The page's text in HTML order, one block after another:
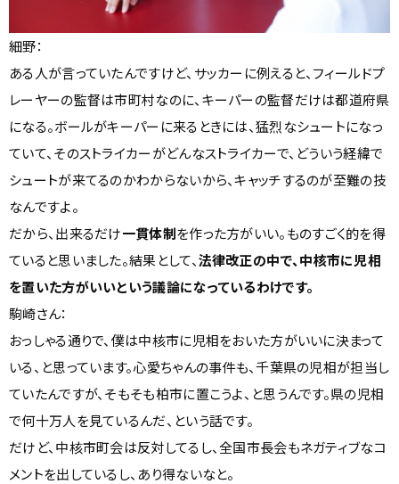
細野：
ある人が言っていたんですけど、サッカーに例えると、フィールドプ
レーヤーの監督は市町村なのに、キーパーの監督だけは都道府県
になる。ボールがキーパーに来るときには、猛烈なシュートになっ
ていて、そのストライカーがどんなストライカーで、どういう経緯で
シュートが来てるのかわからないから、キャッチするのが至難の技
なんですよ。
だから、出来るだけ一貫体制を作った方がいい。ものすごく的を得
ていると思いました。結果として、法律改正の中で、中核市に児相
を置いた方がいいという議論になっているわけです。
駒崎さん：
おっしゃる通りで、僕は中核市に児相をおいた方がいいに決まって
いる、と思っています。心愛ちゃんの事件も、千葉県の児相が担当し
ていたんですが、そもそも柏市に置こうよ、と思うんです。県の児相
で何十万人を見ているんだ、という話です。
だけど、中核市町会は反対してるし、全国市長会もネガティブなコ
メントを出しているし、あり得ないなと。